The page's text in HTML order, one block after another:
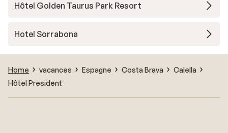
Hôtel Golden Taurus Park Resort
Hotel Sorrabona
Home vacances Espagne Costa Brava
Calella
Hôtel President